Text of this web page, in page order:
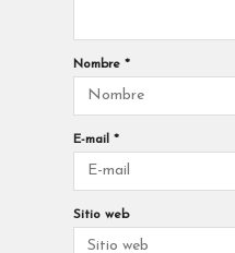
Nombre *
E-mail *
Sitio web